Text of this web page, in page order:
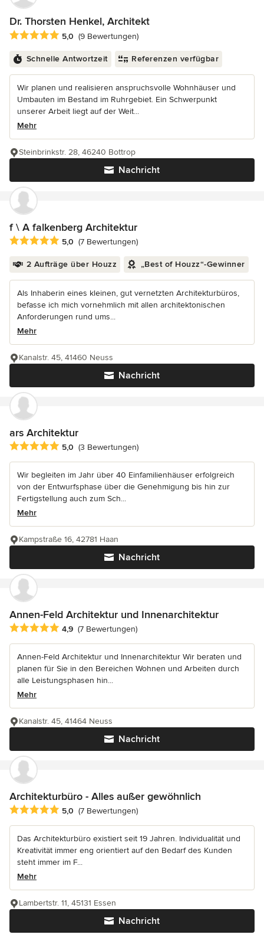
Dr. Thorsten Henkel, Architekt
Durchschnittliche Bewertung: 5 von 5 Sternen
5,0 (9 Bewertungen)
Schnelle Antwortzeit Referenzen verfügbar
Wir planen und realisieren anspruchsvolle Wohnhäuser und
Umbauten im Bestand im Ruhrgebiet. Ein Schwerpunkt
unserer Arbeit liegt auf der Weit...
Mehr
Nachricht
Steinbrinkstr. 28, 46240 Bottrop
f \ A falkenberg Architektur
Durchschnittliche Bewertung: 5 von 5 Sternen
5,0 (7 Bewertungen)
2 Aufträge über Houzz „Best of Houzz“-Gewinner
Als Inhaberin eines kleinen, gut vernetzten Architekturbüros,
befasse ich mich vornehmlich mit allen architektonischen
Anforderungen rund ums...
Mehr
Nachricht
Kanalstr. 45, 41460 Neuss
ars Architektur
Durchschnittliche Bewertung: 5 von 5 Sternen
5,0 (3 Bewertungen)
Wir begleiten im Jahr über 40 Einfamilienhäuser erfolgreich
von der Entwurfsphase über die Genehmigung bis hin zur
Fertigstellung auch zum Sch...
Mehr
Nachricht
Kampstraße 16, 42781 Haan
Annen-Feld Architektur und Innenarchitektur
Durchschnittliche Bewertung: 4.9 von 5 Sternen
4,9 (7 Bewertungen)
Annen-Feld Architektur und Innenarchitektur Wir beraten und
planen für Sie in den Bereichen Wohnen und Arbeiten durch
alle Leistungsphasen hin...
Mehr
Nachricht
Kanalstr. 45, 41464 Neuss
Architekturbüro - Alles außer gewöhnlich
Durchschnittliche Bewertung: 5 von 5 Sternen
5,0 (7 Bewertungen)
Das Architekturbüro existiert seit 19 Jahren. Individualität und
Kreativität immer eng orientiert auf den Bedarf des Kunden
steht immer im F...
Mehr
Nachricht
Lambertstr. 11, 45131 Essen